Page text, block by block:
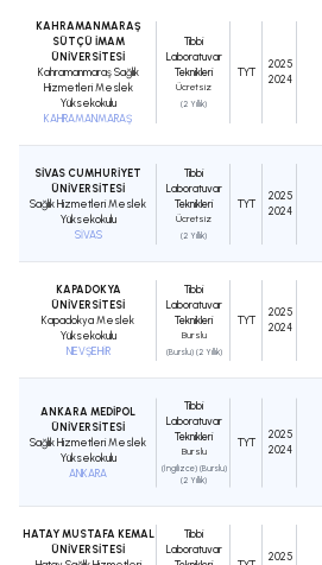
KAHRAMANMARAŞ
SÜTÇÜ İMAM
ÜNİVERSİTESİ
Kahramanmaraş Sağlık
Hizmetleri Meslek
Yüksekokulu
KAHRAMANMARAŞ
Tıbbi
Laboratuvar
Teknikleri
Ücretsiz
(2 Yıllık)
TYT
2025
2024
SİVAS CUMHURİYET
ÜNİVERSİTESİ
Sağlık Hizmetleri Meslek
Yüksekokulu
SİVAS
Tıbbi
Laboratuvar
Teknikleri
Ücretsiz
(2 Yıllık)
TYT
2025
2024
KAPADOKYA
ÜNİVERSİTESİ
Kapadokya Meslek
Yüksekokulu
NEVŞEHİR
Tıbbi
Laboratuvar
Teknikleri
Burslu
(Burslu) (2 Yıllık)
TYT
2025
2024
ANKARA MEDİPOL
ÜNİVERSİTESİ
Sağlık Hizmetleri Meslek
Yüksekokulu
ANKARA
Tıbbi
Laboratuvar
Teknikleri
Burslu
(İngilizce) (Burslu)
(2 Yıllık)
TYT
2025
2024
HATAY MUSTAFA KEMAL
ÜNİVERSİTESİ
Tıbbi
Laboratuvar
2025